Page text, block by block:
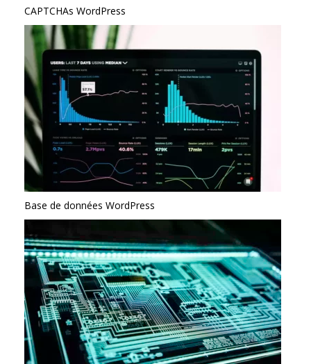
CAPTCHAs WordPress
Base de données WordPress